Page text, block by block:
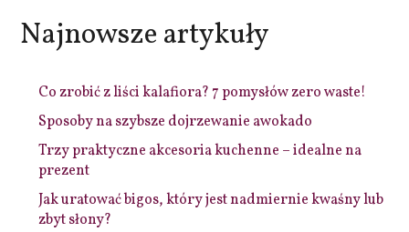
Najnowsze artykuły
Co zrobić z liści kalafiora? 7 pomysłów zero waste!
Sposoby na szybsze dojrzewanie awokado
Trzy praktyczne akcesoria kuchenne – idealne na
prezent
Jak uratować bigos, który jest nadmiernie kwaśny lub
zbyt słony?